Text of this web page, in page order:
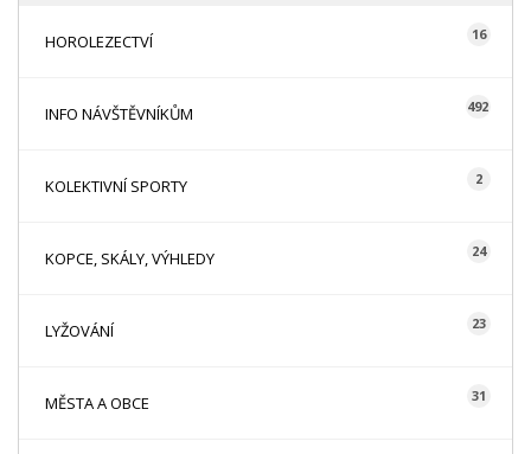
HOROLEZECTVÍ 16
INFO NÁVŠTĚVNÍKŮM 492
KOLEKTIVNÍ SPORTY 2
KOPCE, SKÁLY, VÝHLEDY 24
LYŽOVÁNÍ 23
MĚSTA A OBCE 31